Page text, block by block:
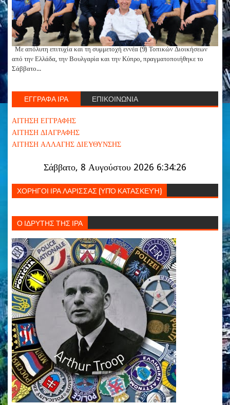
Με απόλυτη επιτυχία και τη συμμετοχή εννέα (9) Τοπικών Διοικήσεων
από την Ελλάδα, την Βουλγαρία και την Κύπρο, πραγματοποιήθηκε το
Σάββατο...
ΕΓΓΡΑΦΑ ΙΡΑ ΕΠΙΚΟΙΝΩΝΙΑ
ΑΙΤΗΣΗ ΕΓΓΡΑΦΗΣ
ΑΙΤΗΣΗ ΔΙΑΓΡΑΦΗΣ
ΑΙΤΗΣΗ ΑΛΛΑΓΗΣ ΔΙΕΥΘΥΝΣΗΣ
Σάββατο, 8 Αυγούστου 2026 6:34:26
ΧΟΡΗΓΟΙ ΙΡΑ ΛΑΡΙΣΣΑΣ (ΥΠΌ ΚΑΤΑΣΚΕΥΉ)
Ο ΙΔΡΥΤΗΣ ΤΗΣ ΙΡΑ